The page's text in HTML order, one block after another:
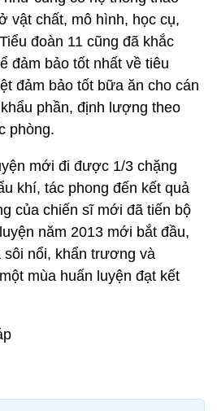
vật chất, mô hình, học cụ,
đoàn 11 cũng đã khắc
đảm bảo tốt nhất về tiêu
đảm bảo tốt bữa ăn cho cán
phần, định lượng theo
phòng.
mới đi được 1/3 chặng
khí, tác phong đến kết quả
của chiến sĩ mới đã tiến bộ
năm 2013 mới bắt đầu,
nổi, khẩn trương và
mùa huấn luyện đạt kết